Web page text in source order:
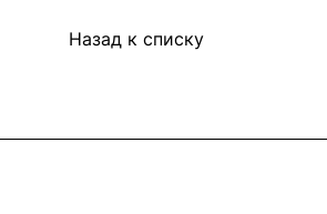
Назад к списку